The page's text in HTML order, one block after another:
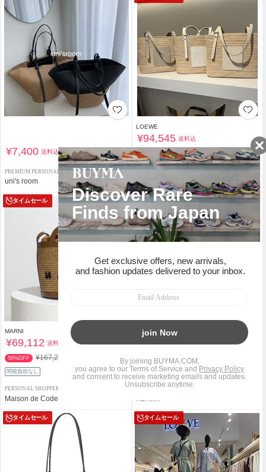
¥7,400 送料込
PREMIUM PERSONAL SHOPPER
uni's room
LOEWE
¥94,545 送料込
31%OFF ¥137,500
PERSONAL SHOPPER
Kumilin
タイムセール
MARNI
¥69,112 送料込
58%OFF ¥167,200
関税負担なし
PERSONAL SHOPPER
Maison de Code
BALENCIAGA
66%OFF ¥205,000
PERSONAL SHOPPER
タイムセール タイムセール